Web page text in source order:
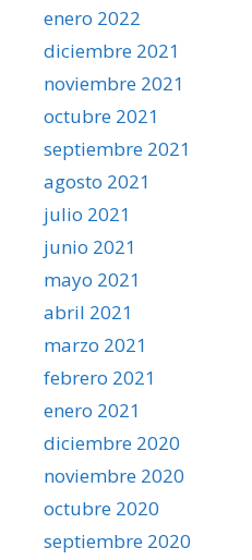
enero 2022
diciembre 2021
noviembre 2021
octubre 2021
septiembre 2021
agosto 2021
julio 2021
junio 2021
mayo 2021
abril 2021
marzo 2021
febrero 2021
enero 2021
diciembre 2020
noviembre 2020
octubre 2020
septiembre 2020